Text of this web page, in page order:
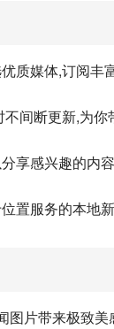
质媒体,订阅丰
不间断更新,为
分享感兴趣的内
位置服务的本地
图片带来极致美